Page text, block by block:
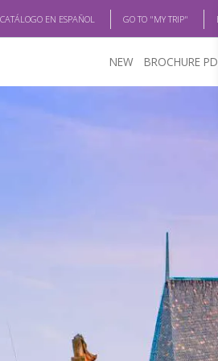
EN ESPAÑOL GO TO "MY TRIP"
NEW BROCHURE